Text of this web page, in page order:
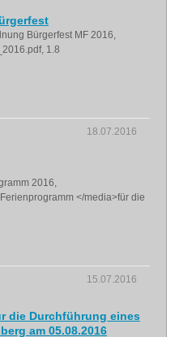
Bürgerfest MF 2016,
1.8
18.07.2016
2016,
</media>für die
15.07.2016
die Durchführung eines
am 05.08.2016